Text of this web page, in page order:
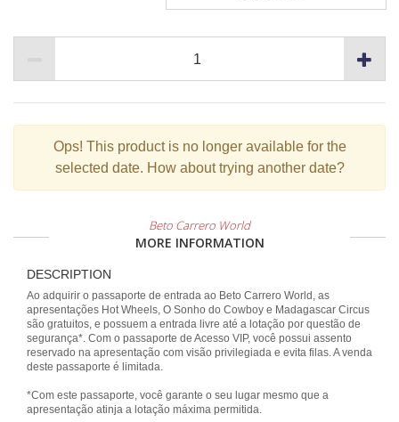
Ops! This product is no longer available for the
selected date. How about trying another date?
Beto Carrero World
MORE INFORMATION
DESCRIPTION
Ao adquirir o passaporte de entrada ao Beto Carrero World, as
apresentações Hot Wheels, O Sonho do Cowboy e Madagascar Circus
são gratuitos, e possuem a entrada livre até a lotação por questão de
segurança*. Com o passaporte de Acesso VIP, você possui assento
reservado na apresentação com visão privilegiada e evita filas. A venda
deste passaporte é limitada.
*Com este passaporte, você garante o seu lugar mesmo que a
apresentação atinja a lotação máxima permitida.